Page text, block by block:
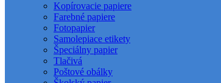
Kopírovacie papiere
Farebné papiere
Fotopapier
Samolepiace etikety
Špeciálny papier
Tlačivá
Poštové obálky